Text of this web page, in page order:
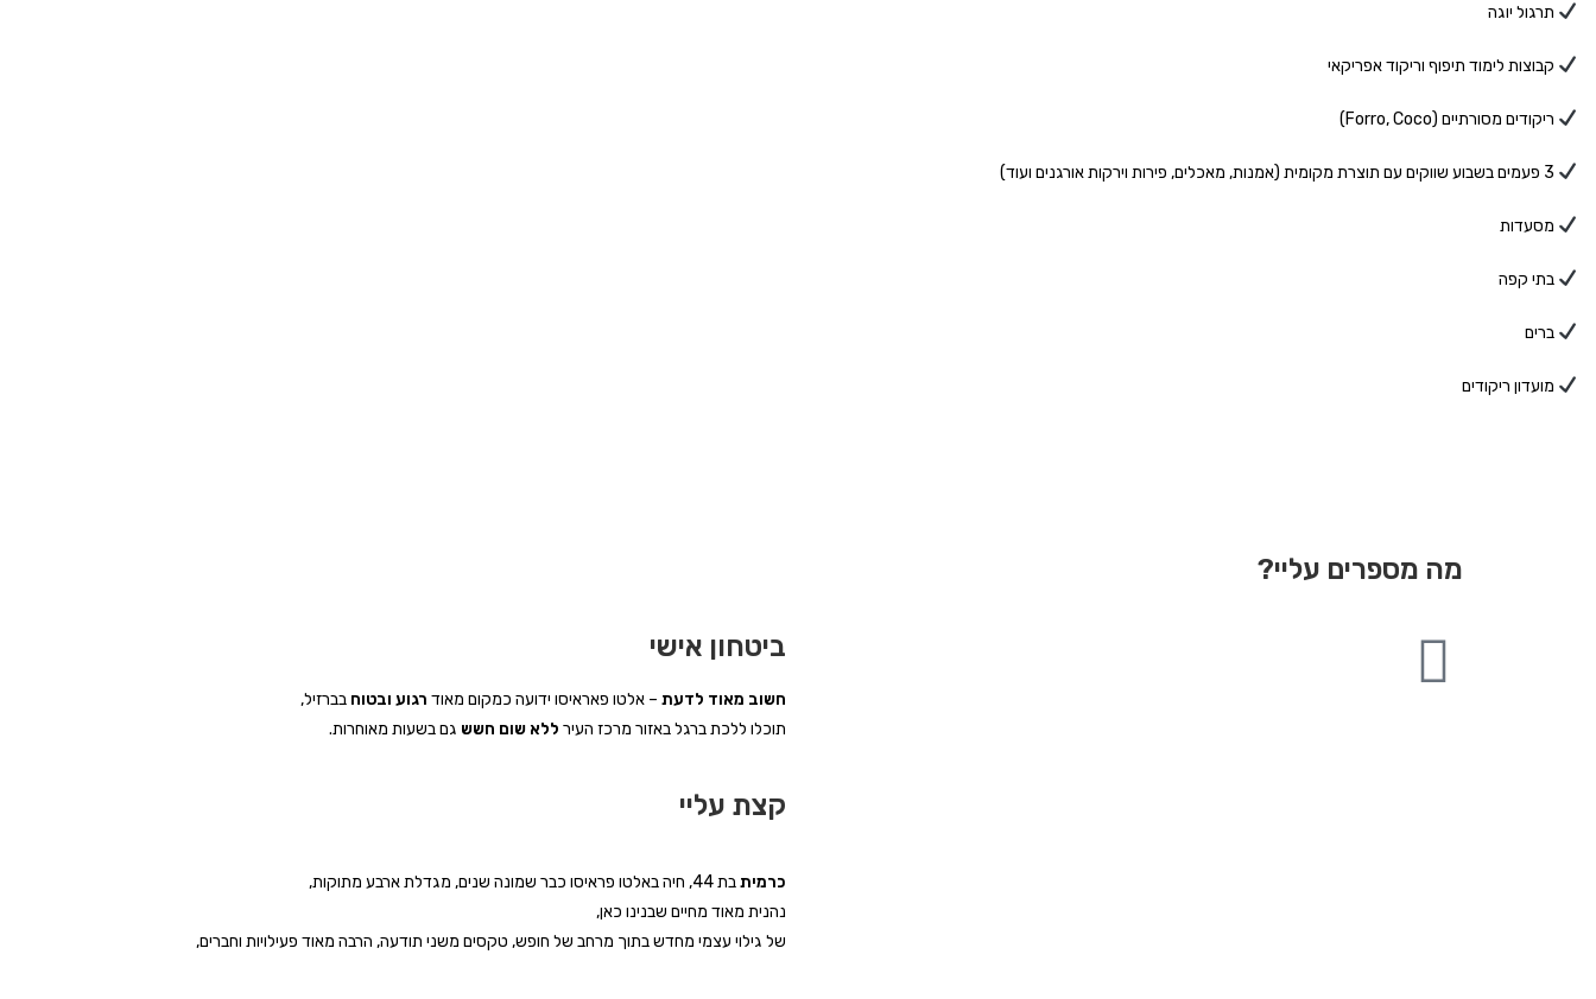
תרגול יוגה
קבוצות לימוד תיפוף וריקוד אפריקאי
ריקודים מסורתיים (Forro, Coco)
מסעדות
בתי קפה
ברים
מועדון ריקודים
מה מספרים עליי?
ביטחון אישי
חשוב מאוד לדעת – אלטו פאראיסו ידועה כמקום מאוד רגוע ובטוח בברזיל,
תוכלו ללכת ברגל באזור מרכז העיר ללא שום חשש גם בשעות מאוחרות.
קצת עליי
כרמיתבת 44, חיה באלטו פראיסו כבר שמונה שנים, מגדלת ארבע מתוקות,
נהנית מאוד מחיים שבנינו כאן,
של גילוי עצמי מחדש בתוך מרחב של חופש, טקסים משני תודעה, הרבה מאוד פעילויות וחברים,